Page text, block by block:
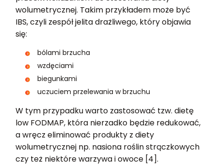
wolumetrycznej. Takim przykładem może być
IBS, czyli zespół jelita drażliwego, który objawia
się:
bólami brzucha
wzdęciami
biegunkami
uczuciem przelewania w brzuchu
W tym przypadku warto zastosować tzw. dietę
low FODMAP, która nierzadko będzie redukować,
a wręcz eliminować produkty z diety
wolumetrycznej np. nasiona roślin strączkowych
czy też niektóre warzywa i owoce [4].